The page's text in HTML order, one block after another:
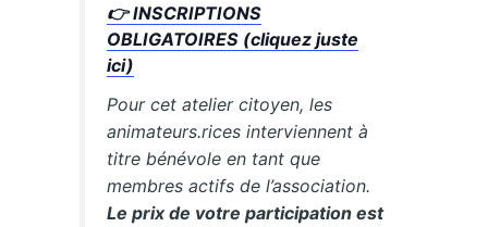
👉INSCRIPTIONS
OBLIGATOIRES (cliquez juste
ici)
Pour cet atelier citoyen, les
animateurs.rices interviennent à
titre bénévole en tant que
membres actifs de l’association.
Le prix de votre participation est